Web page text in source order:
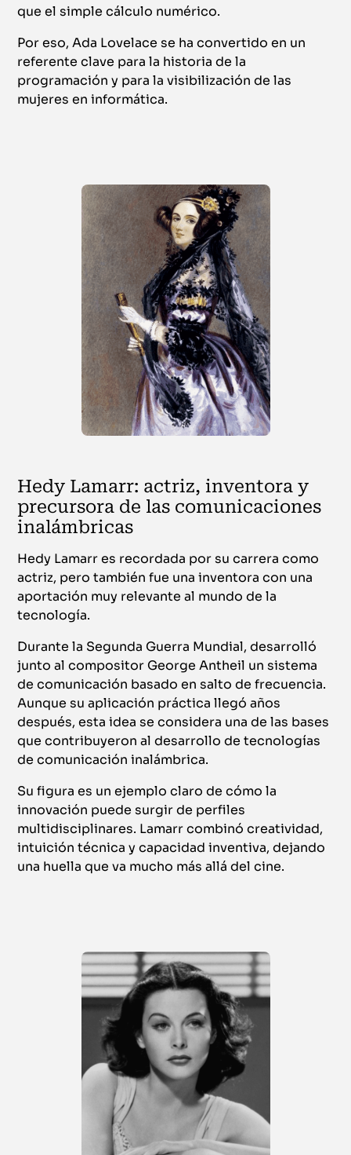
que el simple cálculo numérico.
Por eso, Ada Lovelace se ha convertido en un
referente clave para la historia de la
programación y para la visibilización de las
mujeres en informática.
Hedy Lamarr: actriz, inventora y
precursora de las comunicaciones
inalámbricas
Hedy Lamarr es recordada por su carrera como
actriz, pero también fue una inventora con una
aportación muy relevante al mundo de la
tecnología.
Durante la Segunda Guerra Mundial, desarrolló
junto al compositor George Antheil un sistema
de comunicación basado en salto de frecuencia.
Aunque su aplicación práctica llegó años
después, esta idea se considera una de las bases
que contribuyeron al desarrollo de tecnologías
de comunicación inalámbrica.
Su figura es un ejemplo claro de cómo la
innovación puede surgir de perfiles
multidisciplinares. Lamarr combinó creatividad,
intuición técnica y capacidad inventiva, dejando
una huella que va mucho más allá del cine.